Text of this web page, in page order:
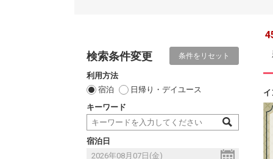
検索条件変更 条件をリセット
利用方法
宿泊
日帰り・デイユース
キーワード
宿泊日